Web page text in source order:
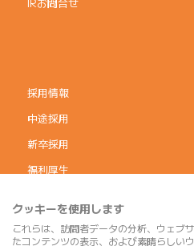
採用情報
中途採用
新卒採用
福利厚生
クッキーを使用します
これらは、訪問者データの分析、ウェブ
たコンテンツの表示、および素晴らしい